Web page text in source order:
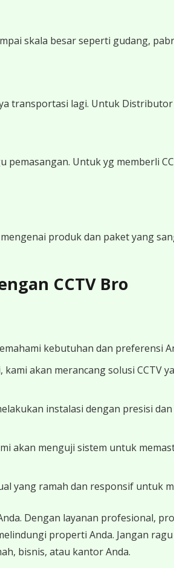
skala besar seperti gudang,
transportasi lagi. Untuk
Untuk yg memberli
produk dan paket yang
CCTV Bro
kebutuhan dan preferensi
akan merancang solusi CCTV
instalasi dengan presisi
akan menguji sistem untuk
yang ramah dan responsif untuk
Dengan layanan profesional,
properti Anda. Jangan ragu
bisnis, atau kantor Anda.